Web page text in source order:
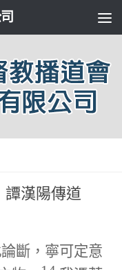
譚漢陽傳道
斷，寧可定意